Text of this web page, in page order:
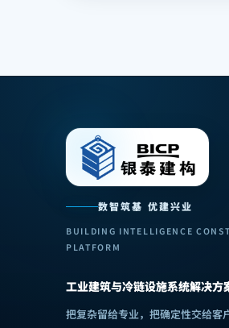
数智筑基 优建兴业
BUILDING INTELLIGENCE
PLATFORM
工业建筑与冷链设施系统解决方
把复杂留给专业，把确定性交给客